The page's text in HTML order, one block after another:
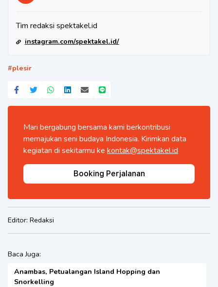
Tim redaksi spektakel.id
instagram.com/spektakel.id/
#plesir
Mari bergabung bersama kami berkontribusi
memajukan seni budaya Indonesia. Kirimkan data
kegiatan di sekitarmu ke kontak@spektakel.id
Booking Perjalanan
Editor: Redaksi
Baca Juga:
Anambas, Petualangan Island Hopping dan
Snorkelling